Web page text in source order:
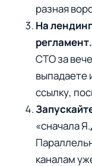
разная
На
регламент.
СТО за
выпадаете
ссылку,
«сначала
каналам